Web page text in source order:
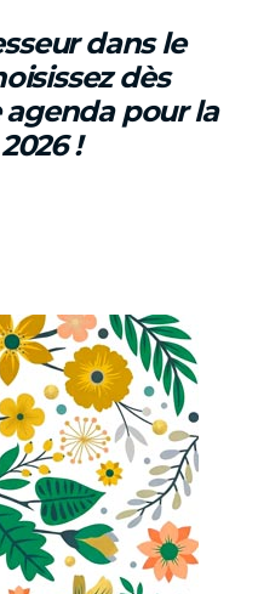
dans le
dès
pour la
!